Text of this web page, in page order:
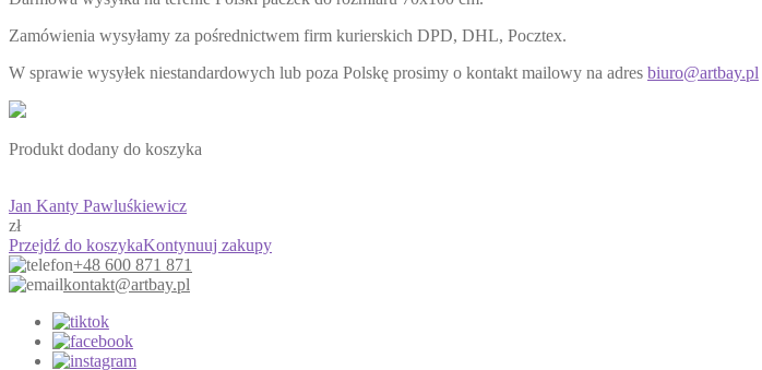
Zamówienia wysyłamy za pośrednictwem firm kurierskich DPD, DHL, Pocztex.
W sprawie wysyłek niestandardowych lub poza Polskę prosimy o kontakt mailowy na adres biuro@artbay.pl
Produkt dodany do koszyka
Jan Kanty Pawluśkiewicz
zł
Przejdź do koszykaKontynuuj zakupy
+48 600 871 871
kontakt@artbay.pl